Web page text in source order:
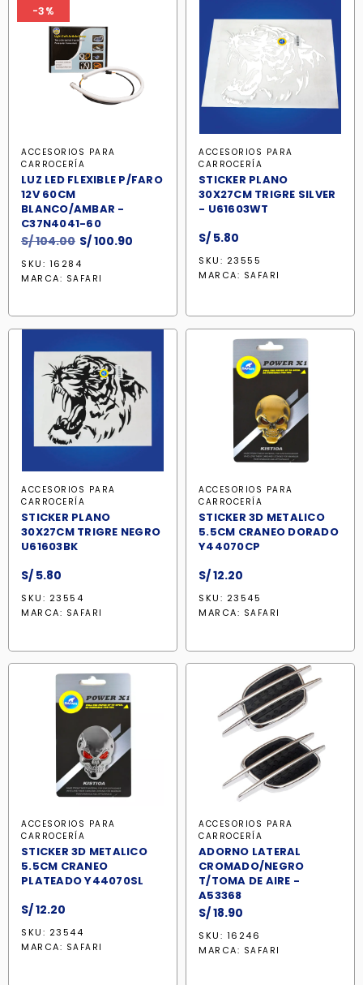
-3%
ACCESORIOS PARA
CARROCERÍA
LUZ LED FLEXIBLE P/FARO
12V 60CM
BLANCO/AMBAR -
C37N4041-60
S/104.00 El
precio
original
S/100.90
SKU: 16284
MARCA: SAFARI
ACCESORIOS PARA
CARROCERÍA
STICKER PLANO
30X27CM TRIGRE SILVER
- U61603WT
S/ 5.80
SKU: 23555
MARCA: SAFARI
ACCESORIOS PARA
CARROCERÍA
STICKER PLANO
30X27CM TRIGRE NEGRO
U61603BK
S/ 5.80
SKU: 23554
MARCA: SAFARI
ACCESORIOS PARA
CARROCERÍA
STICKER 3D METALICO
5.5CM CRANEO DORADO
Y44070CP
S/12.20
SKU: 23545
MARCA: SAFARI
ACCESORIOS PARA
CARROCERÍA
STICKER 3D METALICO
5.5CM CRANEO
PLATEADO Y44070SL
S/12.20
SKU: 23544
MARCA: SAFARI
ACCESORIOS PARA
CARROCERÍA
ADORNO LATERAL
CROMADO/NEGRO
T/TOMA DE AIRE -
A53368
S/18.90
SKU: 16246
MARCA: SAFARI